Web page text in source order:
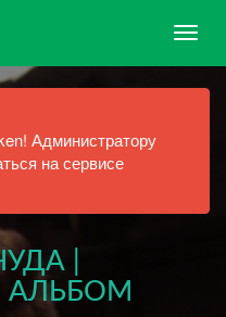
Администратору
на сервисе
|